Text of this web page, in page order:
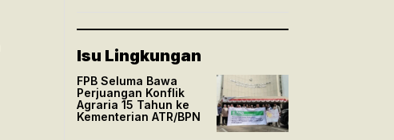
Isu Lingkungan
FPB Seluma Bawa
Perjuangan Konflik
Agraria 15 Tahun ke
Kementerian ATR/BPN